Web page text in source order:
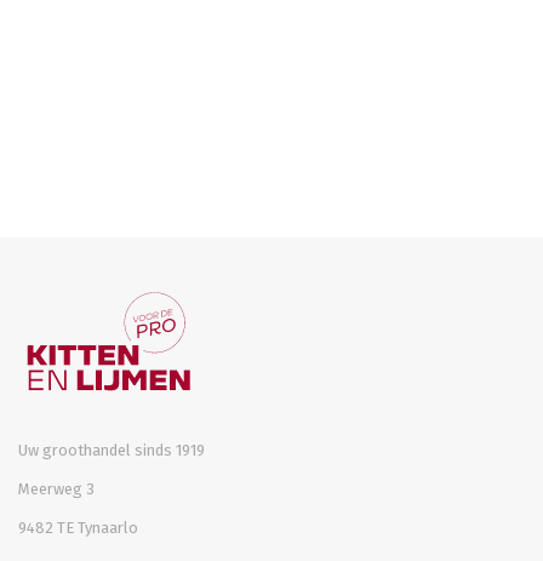
Uw groothandel sinds 1919
Meerweg 3
9482 TE Tynaarlo